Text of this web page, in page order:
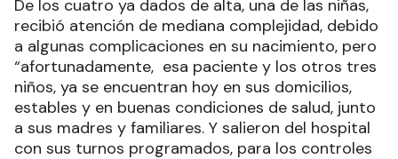
De los cuatro ya dados de alta, una de las niñas,
recibió atención de mediana complejidad, debido
a algunas complicaciones en su nacimiento, pero
“afortunadamente, esa paciente y los otros tres
niños, ya se encuentran hoy en sus domicilios,
estables y en buenas condiciones de salud, junto
a sus madres y familiares. Y salieron del hospital
con sus turnos programados, para los controles